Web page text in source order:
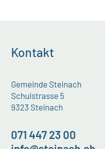
Kontakt
Gemeinde Steinach
Schulstrasse 5
9323 Steinach
071 447 23 00